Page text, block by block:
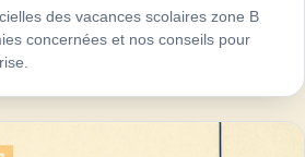
des vacances scolaires zone B
concernées et nos conseils pour